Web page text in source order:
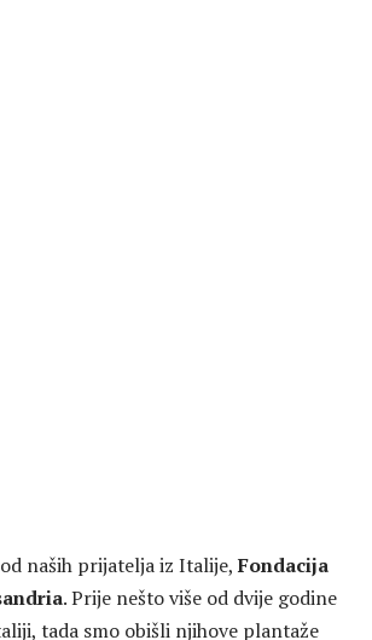
naših prijatelja iz Italije,Fondacija
. Prije nešto više od dvije godine
tada smo obišli njihove plantaže